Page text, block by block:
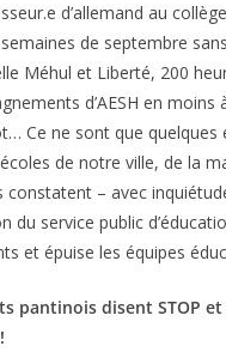
d’allemand au
de septembre
Méhul et Liberté, 200
d’AESH en moins
Ce ne sont que quelques
de notre ville, de la
constatent – avec
du service public
et épuise les équipes
pantinois disent STOP